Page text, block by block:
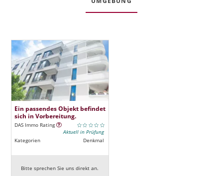
Ein passendes Objekt befindet
sich in Vorbereitung.
DAS Immo Rating
Aktuell in Prüfung
Kategorien
Denkmal
Bitte sprechen Sie uns direkt an.